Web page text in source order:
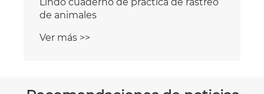
de animales
Ver más >>